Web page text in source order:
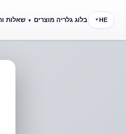
HE
▼ בלוג גלריה מוצרים ▼ שאלות